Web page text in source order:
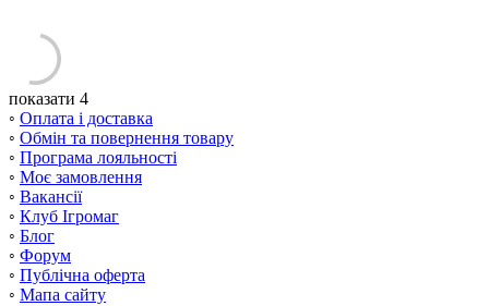
показати 4
◦ Оплата і доставка
◦ Обмін та повернення товару
◦ Програма лояльності
◦ Моє замовлення
◦ Вакансії
◦ Клуб Ігромаг
◦ Блог
◦ Форум
◦ Публічна оферта
◦ Мапа сайту